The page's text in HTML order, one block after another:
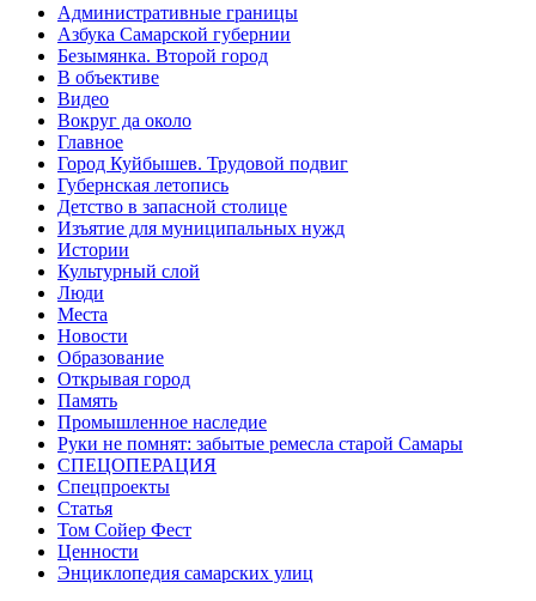
Административные границы
Азбука Самарской губернии
Безымянка. Второй город
В объективе
Видео
Вокруг да около
Главное
Город Куйбышев. Трудовой подвиг
Губернская летопись
Детство в запасной столице
Изъятие для муниципальных нужд
Истории
Культурный слой
Люди
Места
Новости
Образование
Открывая город
Память
Промышленное наследие
Руки не помнят: забытые ремесла старой Самары
СПЕЦОПЕРАЦИЯ
Спецпроекты
Статья
Том Сойер Фест
Ценности
Энциклопедия самарских улиц